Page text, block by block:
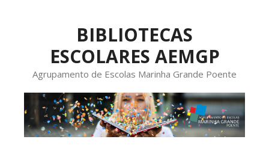
BIBLIOTECAS
ESCOLARES AEMGP
Agrupamento de Escolas Marinha Grande Poente